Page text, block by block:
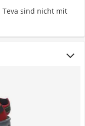
Teva sind nicht mit